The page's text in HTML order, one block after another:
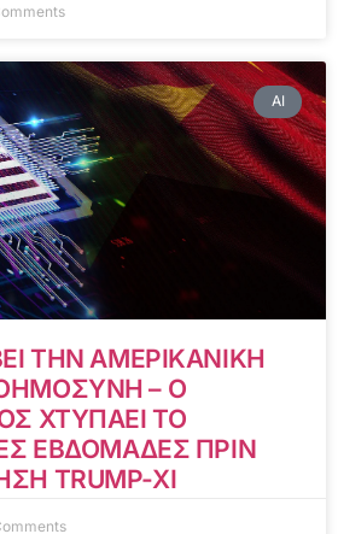
AI
ΤΗΝ ΑΜΕΡΙΚΑΝΙΚΗ
– Ο
ΧΤΥΠΑΕΙ ΤΟ
ΕΒΔΟΜΑΔΕΣ ΠΡΙΝ
TRUMP-XI